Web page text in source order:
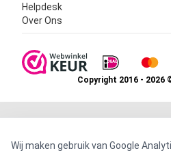
Helpdesk
Over Ons
Copyright 2016 - 2026
Wij maken gebruik van Google